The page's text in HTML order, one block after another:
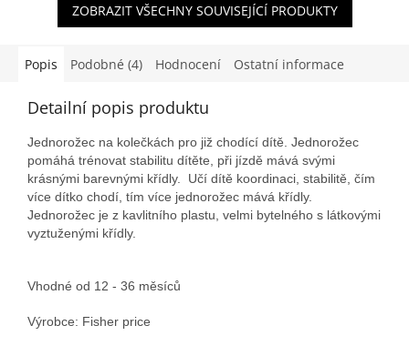
ZOBRAZIT VŠECHNY SOUVISEJÍCÍ PRODUKTY
Popis Podobné (4) Hodnocení Ostatní informace
Detailní popis produktu
Jednorožec na kolečkách pro již chodící dítě. Jednorožec
pomáhá trénovat stabilitu dítěte, při jízdě mává svými
krásnými barevnými křídly. Učí dítě koordinaci, stabilitě, čím
více dítko chodí, tím více jednorožec mává křídly.
Jednorožec je z kavlitního plastu, velmi bytelného s látkovými
vyztuženými křídly.
Vhodné od 12 - 36 měsíců
Výrobce: Fisher price